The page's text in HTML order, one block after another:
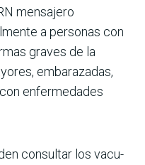
mensajero
a personas con
gra­ves de la
embara­zadas,
enfermeda­des
consultar los vacu­